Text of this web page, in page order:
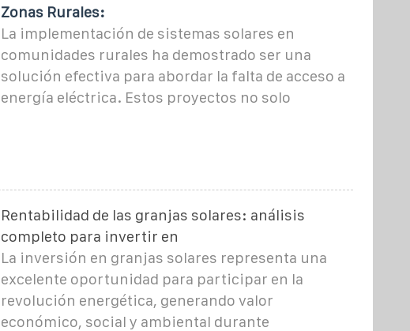
Zonas Rurales:
La implementación de sistemas solares en
comunidades rurales ha demostrado ser una
solución efectiva para abordar la falta de acceso a
energía eléctrica. Estos proyectos no solo
Rentabilidad de las granjas solares: análisis
completo para invertir en
La inversión en granjas solares representa una
excelente oportunidad para participar en la
revolución energética, generando valor
económico, social y ambiental durante